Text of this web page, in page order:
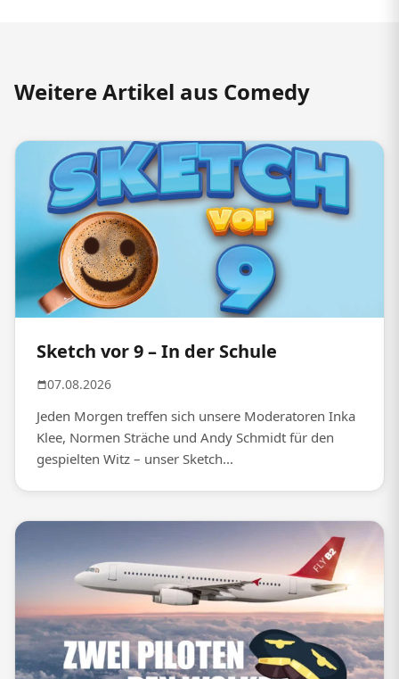
Weitere Artikel aus Comedy
Sketch vor 9 – In der Schule
07.08.2026
Jeden Morgen treffen sich unsere Moderatoren Inka
Klee, Normen Sträche und Andy Schmidt für den
gespielten Witz – unser Sketch...